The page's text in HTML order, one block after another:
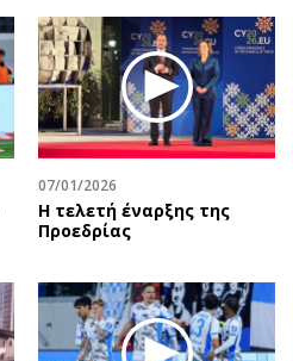
07/01/2026
Η τελετή έναρξης της
Προεδρίας